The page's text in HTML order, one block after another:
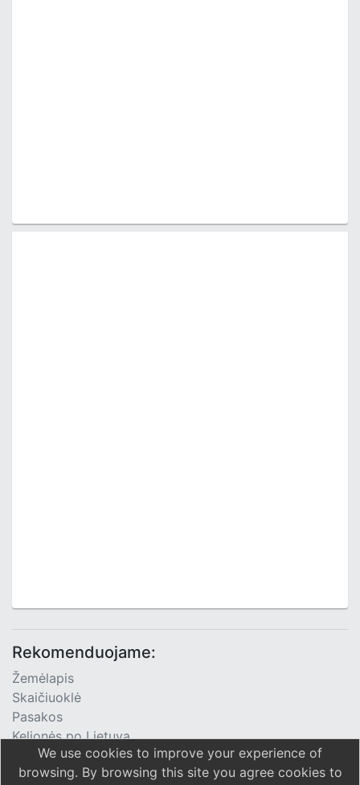
Rekomenduojame:
Žemėlapis
Skaičiuoklė
Pasakos
Kelionės po Lietuvą
TV Programa
We use cookies to improve your experience of
browsing. By browsing this site you agree cookies to